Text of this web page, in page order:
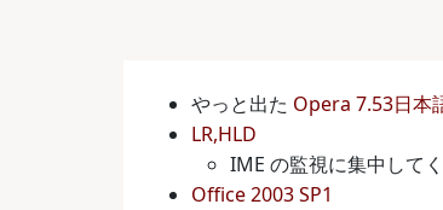
やっと出た Opera 7.53日本
LR,HLD
IME の監視に集中して
Office 2003 SP1